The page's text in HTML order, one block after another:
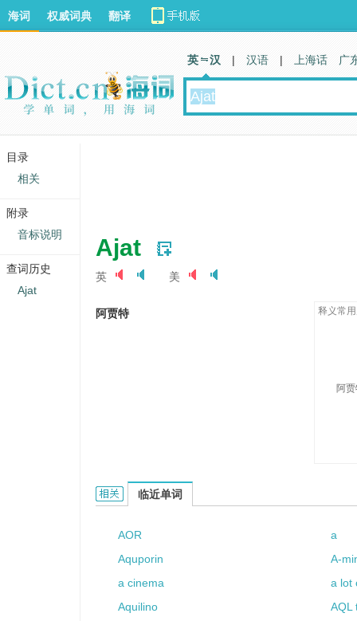
Ajat
英 美
阿贾特 释义常
阿
Ajat的相关资料：
临近单词
AOR
a
Aquporin
A-
a cinema
a lot
Aquilino
AQL
海词 权威词典 翻译
英 汉 | 汉语 | 上海话 广
目录
相关
附录
音标说明
查词历史
Ajat